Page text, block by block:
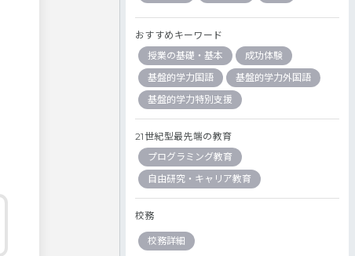
おすすめキーワード
授業の基礎・基本
成功体験
基盤的学力国語
基盤的学力外国語
基盤的学力特別支援
21世紀型最先端の教育
プログラミング教育
自由研究・キャリア教育
校務
校務詳細